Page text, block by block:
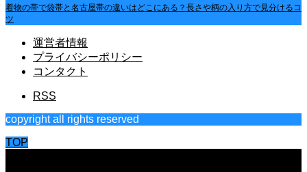
着物の帯で袋帯と名古屋帯の違いはどこにある？長さや柄の入り方で見分けるコ
ツ
運営者情報
プライバシーポリシー
コンタクト
RSS
copyright all rights reserved
TOP